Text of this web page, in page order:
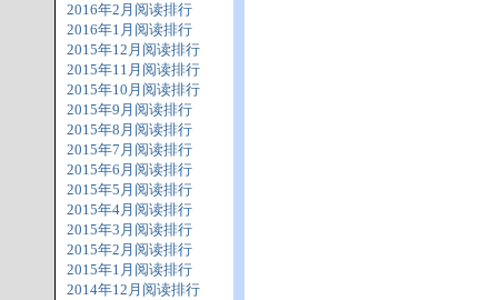
2016年2月阅读排行
2016年1月阅读排行
2015年12月阅读排行
2015年11月阅读排行
2015年10月阅读排行
2015年9月阅读排行
2015年8月阅读排行
2015年7月阅读排行
2015年6月阅读排行
2015年5月阅读排行
2015年4月阅读排行
2015年3月阅读排行
2015年2月阅读排行
2015年1月阅读排行
2014年12月阅读排行